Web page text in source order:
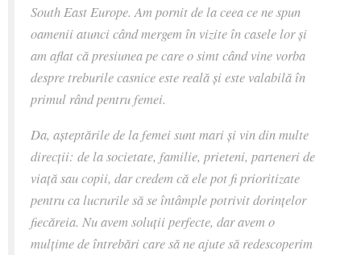
South East Europe. Am pornit de la ceea ce ne spun
oamenii atunci când mergem în vizite în casele lor și
am aflat că presiunea pe care o simt când vine vorba
despre treburile casnice este reală și este valabilă în
primul rând pentru femei.
Da, așteptările de la femei sunt mari și vin din multe
direcții: de la societate, familie, prieteni, parteneri de
viață sau copii, dar credem că ele pot fi prioritizate
pentru ca lucrurile să se întâmple potrivit dorințelor
fiecăreia. Nu avem soluții perfecte, dar avem o
mulțime de întrebări care să ne ajute să redescoperim